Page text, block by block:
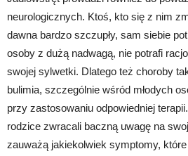
neurologicznych. Ktoś, kto się z nim
dawna bardzo szczupły, sam siebie
osoby z dużą nadwagą, nie potrafi
swojej sylwetki. Dlatego też choroby
bulimia, szczególnie wśród młodych
przy zastosowaniu odpowiedniej
rodzice zwracali baczną uwagę na
zauważą jakiekolwiek symptomy,